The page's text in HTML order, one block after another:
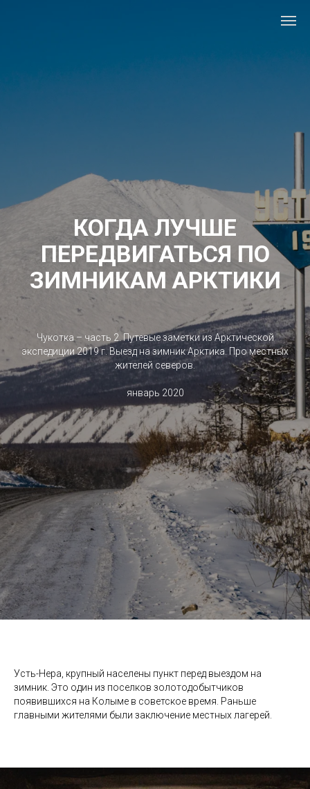
КОГДА ЛУЧШЕ
ПЕРЕДВИГАТЬСЯ ПО
ЗИМНИКАМ АРКТИКИ
Чукотка – часть 2. Путевые заметки из Арктической
экспедиции 2019 г. Выезд на зимник Арктика. Про местных
жителей северов.
январь 2020
Усть-Нера, крупный населены пункт перед выездом на
зимник. Это один из поселков золотодобытчиков
появившихся на Колыме в советское время. Раньше
главными жителями были заключение местных лагерей.